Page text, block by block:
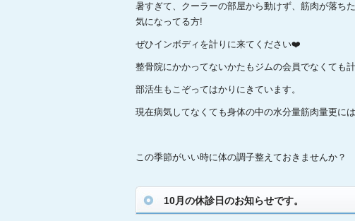
暑すぎて、クーラーの部屋から動けず、筋肉が落ち
気になってる方!
ぜひインボディを計りに来てください❤️
整骨院にかかってないかたもジムの会員でなくても計
部活生もこぞってはかりにきています。
現在病気してなくても身体の中の水分量筋肉量更に
この季節がいい時に体の調子整えておきませんか？
10月の休診日のお知らせです。